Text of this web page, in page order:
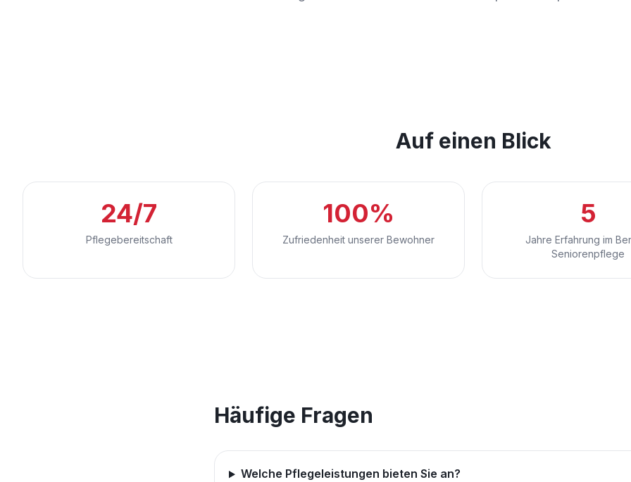
Auf einen Blick
24/7
Pflegebereitschaft
100%
Zufriedenheit unserer Bewohner
5
Jahre Erfahrung im
Seniorenpflege
Häufige Fragen
Welche Pflegeleistungen bieten Sie an?